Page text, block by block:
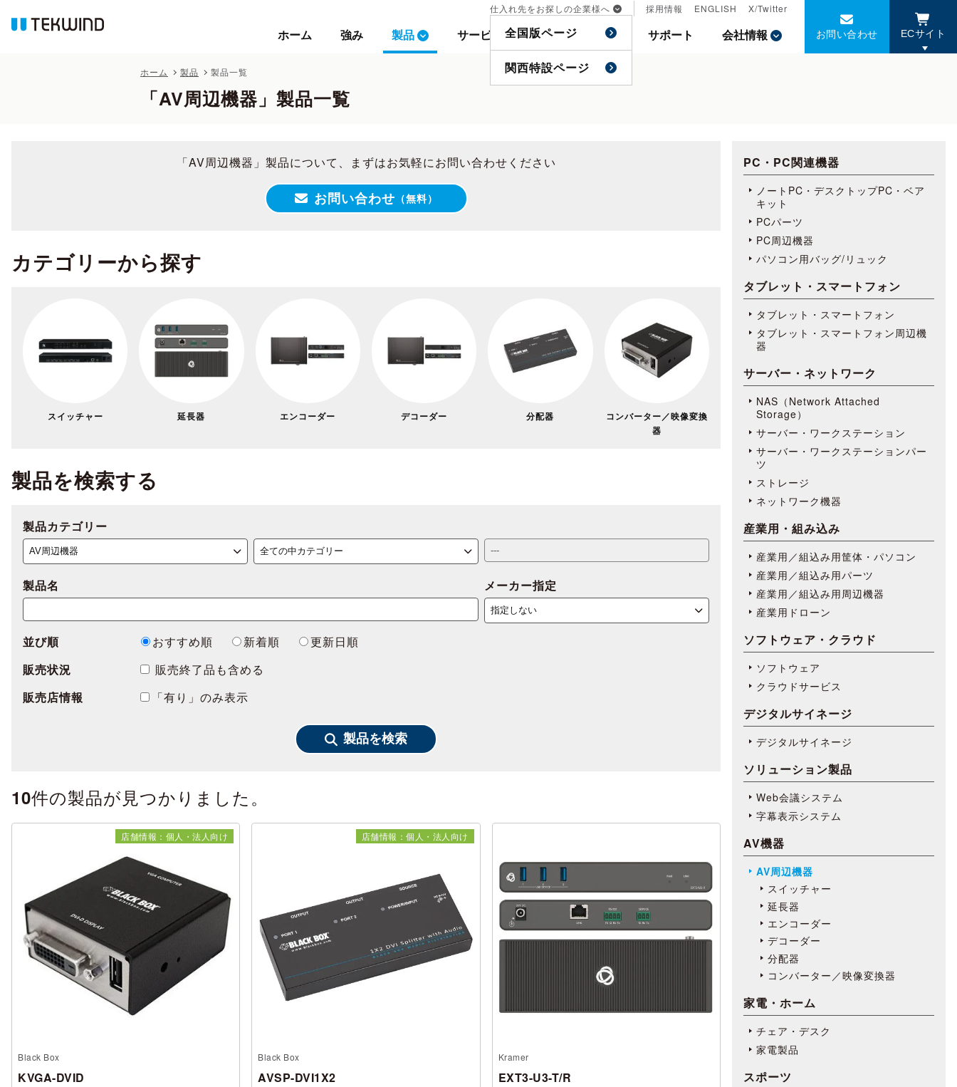
ホーム 強み 製品 サービス 事例 特集 サポート 会社情報
仕入れ先をお探しの企業様へ
全国版ページ
関西特設ページ
採用情報 ENGLISH X/Twitter
お問い合わせ ECサイト
ホーム 製品 製品一覧
「AV周辺機器」製品一覧
ホーム 強み 製品 サービス 事例 特集 サポート 会社情報
仕入れ先をお探しの企業様へ
全国版ページ
関西特設ページ
採用情報 ENGLISH X/Twitter
お問い合わせ ECサイト
「AV周辺機器」製品について、まずはお気軽にお問い合わせください
お問い合わせ （無料）
カテゴリーから探す
スイッチャー 延長器 エンコーダー デコーダー 分配器
コンバーター／映像変換
器
製品を検索する
製品カテゴリー
製品名 メーカー指定
並び順 おすすめ順 新着順
更新日順
販売状況
販売終了品も含める
販売店情報
「有り」のみ表示
製品を検索
10件の製品が見つかりました。
店舗情報：個人・法人向け
Black Box
KVGA-DVID
店舗情報：個人・法人向け
Black Box
AVSP-DVI1X2
Kramer
EXT3-U3-T/R
PC・PC関連機器
ノートPC・デスクトップPC・ベア
キット
PCパーツ
PC周辺機器
パソコン用バッグ/リュック
タブレット・スマートフォン
タブレット・スマートフォン
タブレット・スマートフォン周辺機
器
サーバー・ネットワーク
NAS（Network Attached
Storage）
サーバー・ワークステーション
サーバー・ワークステーションパー
ツ
ストレージ
ネットワーク機器
産業用・組み込み
産業用／組込み用筐体・パソコン
産業用／組込み用パーツ
産業用／組込み用周辺機器
産業用ドローン
ソフトウェア・クラウド
ソフトウェア
クラウドサービス
デジタルサイネージ
デジタルサイネージ
ソリューション製品
Web会議システム
字幕表⽰システム
AV機器
AV周辺機器
スイッチャー
延長器
エンコーダー
デコーダー
分配器
コンバーター／映像変換器
家電・ホーム
チェア・デスク
家電製品
スポーツ